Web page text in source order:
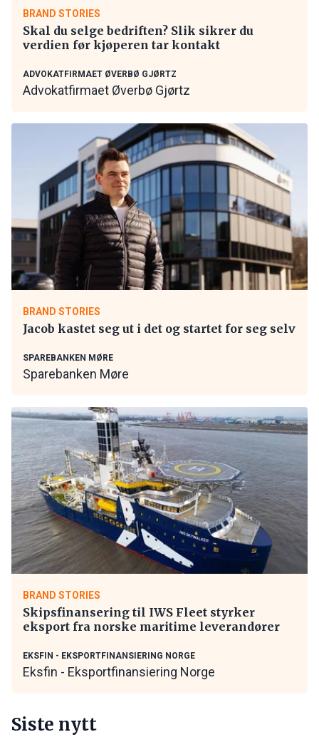
BRAND STORIES
Skal du selge bedriften? Slik sikrer du
verdien før kjøperen tar kontakt
ADVOKATFIRMAET ØVERBØ GJØRTZ
Advokatfirmaet Øverbø Gjørtz
BRAND STORIES
Jacob kastet seg ut i det og startet for seg selv
SPAREBANKEN MØRE
Sparebanken Møre
BRAND STORIES
Skipsfinansering til IWS Fleet styrker
eksport fra norske maritime leverandører
EKSFIN - EKSPORTFINANSIERING NORGE
Eksfin - Eksportfinansiering Norge
Siste nytt